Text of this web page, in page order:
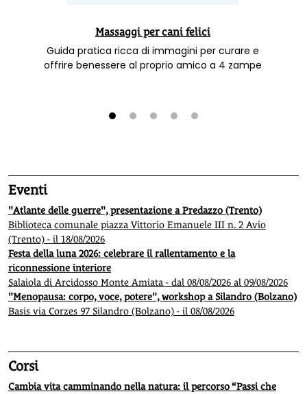
Massaggi per cani felici
Guida pratica ricca di immagini per curare e
offrire benessere al proprio amico a 4 zampe
Eventi
"Atlante delle guerre", presentazione a Predazzo (Trento)
Biblioteca comunale piazza Vittorio Emanuele III n. 2 Avio
(Trento) - il 18/08/2026
Festa della luna 2026: celebrare il rallentamento e la
riconnessione interiore
Salaiola di Arcidosso Monte Amiata - dal 08/08/2026 al 09/08/2026
"Menopausa: corpo, voce, potere", workshop a Silandro (Bolzano)
Basis via Corzes 97 Silandro (Bolzano) - il 08/08/2026
Corsi
Cambia vita camminando nella natura: il percorso “Passi che